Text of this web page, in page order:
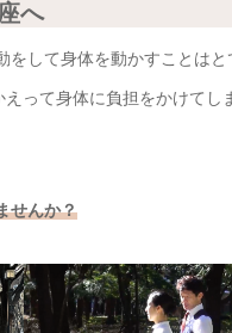
へ
して身体を動かすことはと
って身体に負担をかけてし
せんか？